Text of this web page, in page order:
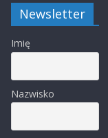
Newsletter
Imię
Nazwisko